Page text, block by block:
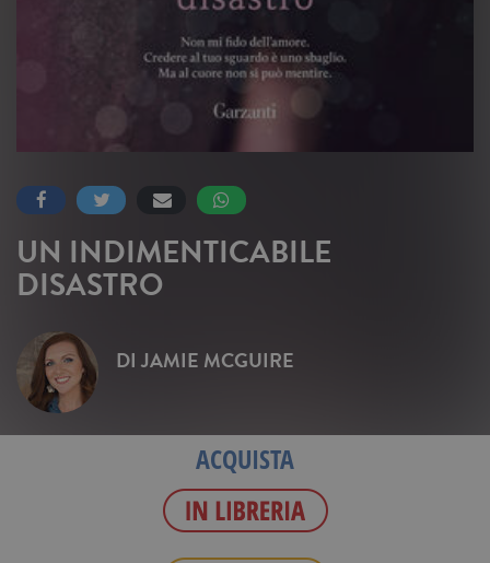
UN INDIMENTICABILE
DISASTRO
DI JAMIE MCGUIRE
ACQUISTA